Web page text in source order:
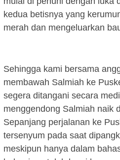
kedua betisnya yang
merah dan mengeluarkan
Sehingga kami bersama
membawah Salmiah ke
segera ditangani secara
menggendong Salmiah naik
Sepanjang perjalanan ke
tersenyum pada saat
meskipun hanya dalam